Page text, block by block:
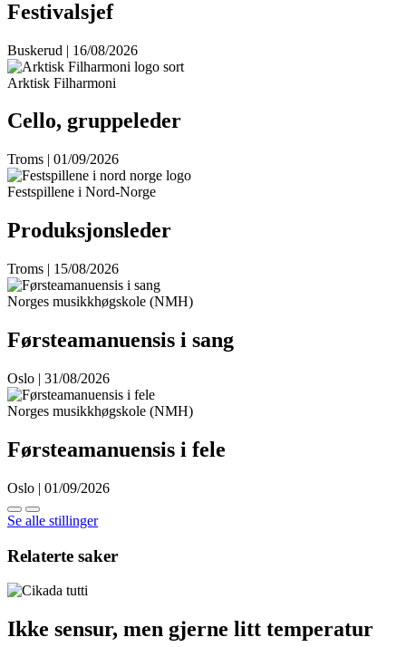
Festivalsjef
Buskerud | 16/08/2026
Arktisk Filharmoni
Cello, gruppeleder
Troms | 01/09/2026
Festspillene i Nord-Norge
Produksjonsleder
Troms | 15/08/2026
Norges musikkhøgskole (NMH)
Førsteamanuensis i sang
Oslo | 31/08/2026
Norges musikkhøgskole (NMH)
Førsteamanuensis i fele
Oslo | 01/09/2026
Se alle stillinger
Relaterte saker
Ikke sensur, men gjerne litt temperatur